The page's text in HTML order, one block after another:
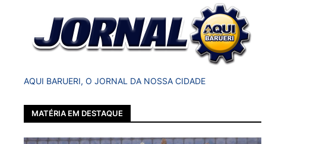
AQUI BARUERI, O JORNAL DA NOSSA CIDADE
MATÉRIA EM DESTAQUE